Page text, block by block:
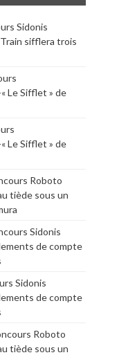
Sidonis
sifflera trois
Le Sifflet » de
Le Sifflet » de
Roboto
tiède sous un
Sidonis
de compte
Sidonis
de compte
Roboto
tiède sous un